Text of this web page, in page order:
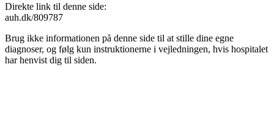
Direkte link til denne side:
auh.dk/809787
Brug ikke informationen på denne side til at stille dine egne
diagnoser, og følg kun instruktionerne i vejledningen, hvis hospitalet
har henvist dig til siden.